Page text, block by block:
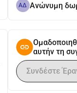
ΑΔ Ανώνυμη
αυτήν τη
Συνδέστε